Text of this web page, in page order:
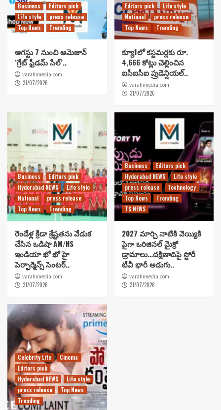
Business
Editors pick
Life style
press release
Top News
Trending
ఆగస్టు 7 నుంచి అమెజాన్
‘గ్రేట్ ఫ్రీడమ్ సేల్’..
varahimedia.com
31/07/2026
Editors pick
Life style
National
press release
Top News
Trending
క్యూ1లో కస్టమర్లకు రూ.
4,666 కోట్లు చెల్లించిన
ఐసీఐసీఐ ప్రుడెన్షియల్..
varahimedia.com
31/07/2026
Business
Editors pick
Hyderabad NEWS
Life style
National
press release
Top News
Trending
రెండేళ్ల క్రీడా శ్రేష్టతను వేడుక
చేసిన ఒడిషా AM/NS
ఇండియా ఖో ఖో హై
పెర్ఫార్మెన్స్ సెంటర్..
varahimedia.com
31/07/2026
Business
Editors pick
Hyderabad NEWS
Life style
press release
Technology
Top News
Trending
TS NEWS
2027 మార్చి నాటికి వెయ్యికి
పైగా ఒరిజినల్ మైక్రో
డ్రామాలు…దక్షిణాదిపై స్టోరీ
టీవీ భారీ అడుగు..
varahimedia.com
31/07/2026
Celebrity Life
Cinema
Editors pick
Hyderabad NEWS
Life style
press release
Top News
Trending